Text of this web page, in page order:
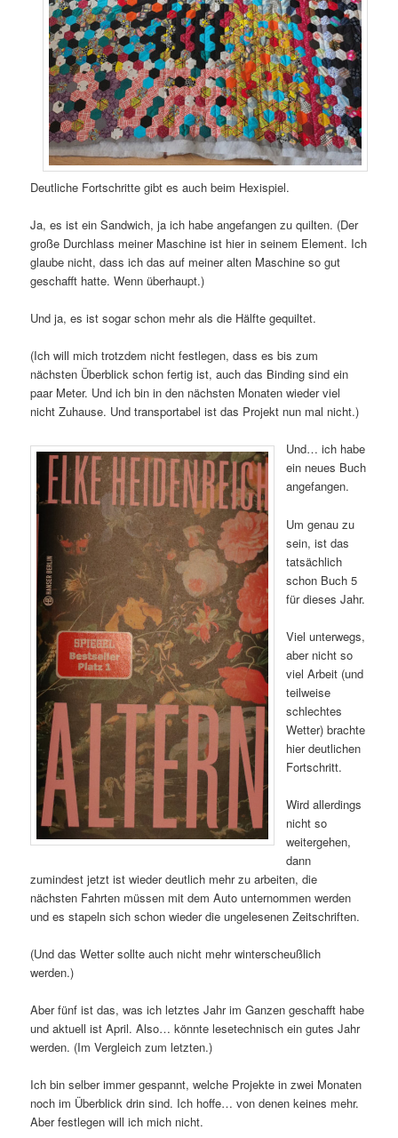
Deutliche Fortschritte gibt es auch beim Hexispiel.
Ja, es ist ein Sandwich, ja ich habe angefangen zu quilten. (Der
große Durchlass meiner Maschine ist hier in seinem Element. Ich
glaube nicht, dass ich das auf meiner alten Maschine so gut
geschafft hatte. Wenn überhaupt.)
Und ja, es ist sogar schon mehr als die Hälfte gequiltet.
(Ich will mich trotzdem nicht festlegen, dass es bis zum
nächsten Überblick schon fertig ist, auch das Binding sind ein
paar Meter. Und ich bin in den nächsten Monaten wieder viel
nicht Zuhause. Und transportabel ist das Projekt nun mal nicht.)
Und… ich habe
ein neues Buch
angefangen.
Um genau zu
sein, ist das
tatsächlich
schon Buch 5
für dieses Jahr.
Viel unterwegs,
aber nicht so
viel Arbeit (und
teilweise
schlechtes
Wetter) brachte
hier deutlichen
Fortschritt.
Wird allerdings
nicht so
weitergehen,
dann
zumindest jetzt ist wieder deutlich mehr zu arbeiten, die
nächsten Fahrten müssen mit dem Auto unternommen werden
und es stapeln sich schon wieder die ungelesenen Zeitschriften.
(Und das Wetter sollte auch nicht mehr winterscheußlich
werden.)
Aber fünf ist das, was ich letztes Jahr im Ganzen geschafft habe
und aktuell ist April. Also… könnte lesetechnisch ein gutes Jahr
werden. (Im Vergleich zum letzten.)
Ich bin selber immer gespannt, welche Projekte in zwei Monaten
noch im Überblick drin sind. Ich hoffe… von denen keines mehr.
Aber festlegen will ich mich nicht.